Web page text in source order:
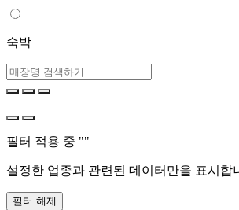
숙박
필터 적용 중 ""
설정한 업종과 관련된 데이터만을 표시합
필터 해제